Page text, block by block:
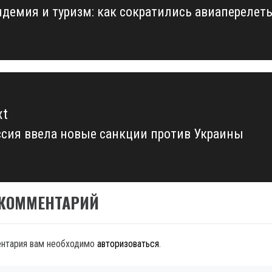
и туризм: как сократились
ввела новые санкции против Украины
вам необходимо авторизоваться.